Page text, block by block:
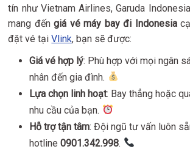
tín như Vietnam Airlines, Garuda
mang đếngiá vé máy bay đi Indonesia
đặt vé tạiVlink, bạn sẽ được:
Giá vé hợp lý: Phù hợp với mọi ngân
nhân đến gia đình.
Lựa chọn linh hoạt: Bay thẳng hoặc
nhu cầu của bạn.
Hỗ trợ tận tâm: Đội ngũ tư vấn luôn
hotline0901.342.998.